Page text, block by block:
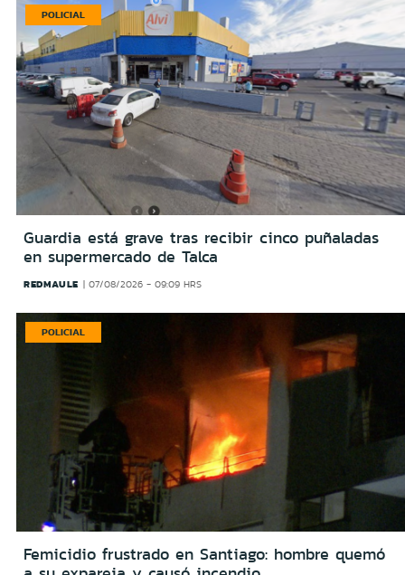
POLICIAL
Guardia está grave tras recibir cinco puñaladas
en supermercado de Talca
REDMAULE 07/08/2026 - 09:09 HRS
POLICIAL
Femicidio frustrado en Santiago: hombre quemó